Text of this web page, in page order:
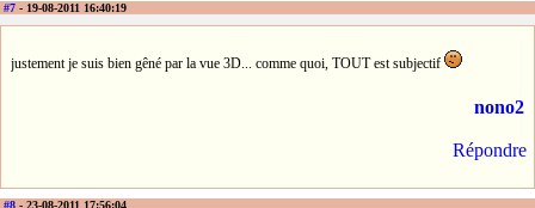
#7 - 19-08-2011 16:40:19
justement je suis bien gêné par la vue 3D... comme quoi, TOUT est subjectif
nono2
Répondre
#8 - 23-08-2011 17:56:04